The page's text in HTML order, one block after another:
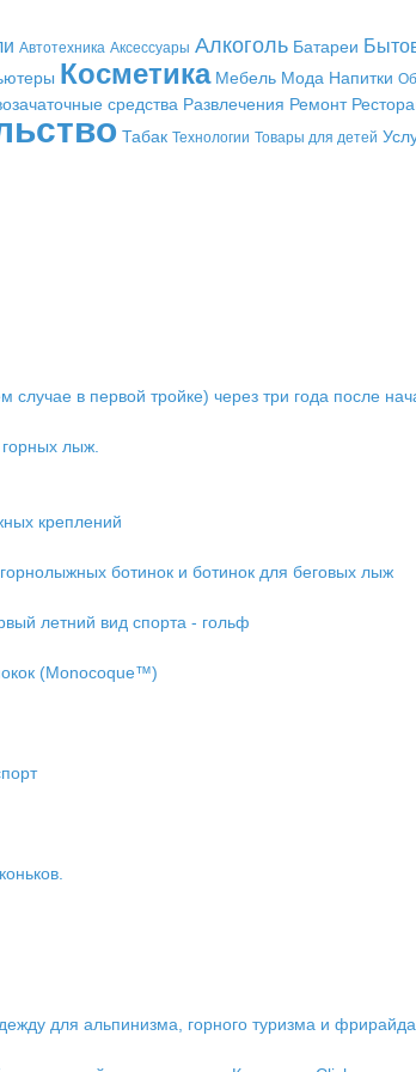
Автотехника Аксессуары Алкоголь Батареи
Косметика Мебель Мода Напитки
средства Развлечения Ремонт
Табак Технологии Товары для детей
в первой тройке) через три года после
лыж.
креплений
ботинок и ботинок для беговых лыж
летний вид спорта - гольф
(Monocoque™)
для альпинизма, горного туризма и